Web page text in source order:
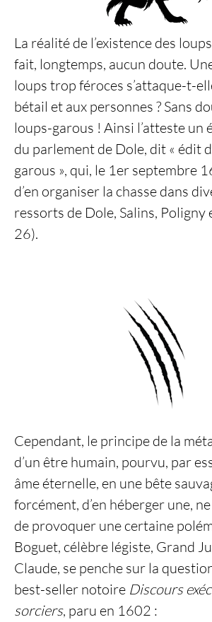
La réalité de l’existence des
fait, longtemps, aucun doute.
loups trop féroces s’attaque-t-
bétail et aux personnes ? Sans
loups-garous ! Ainsi l’atteste un
du parlement de Dole, dit « édit
garous », qui, le 1er septembre
d’en organiser la chasse dans
ressorts de Dole, Salins, Poligny
26).
Cependant, le principe de la
d’un être humain, pourvu, par
âme éternelle, en une bête
forcément, d’en héberger une,
de provoquer une certaine
Boguet, célèbre légiste, Grand
Claude, se penche sur la
best-seller notoire Discours
sorciers, paru en 1602 :